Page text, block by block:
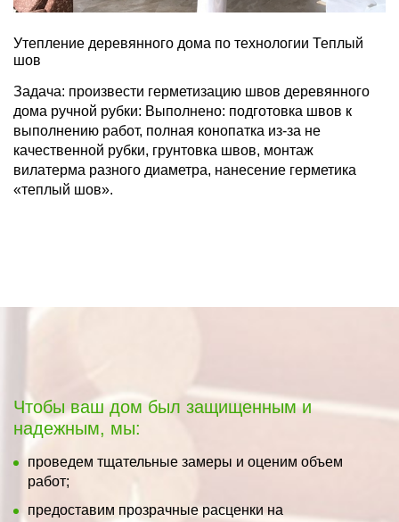
Утепление деревянного дома по технологии Теплый
шов
Задача: произвести герметизацию швов деревянного
дома ручной рубки: Выполнено: подготовка швов к
выполнению работ, полная конопатка из-за не
качественной рубки, грунтовка швов, монтаж
вилатерма разного диаметра, нанесение герметика
«теплый шов».
Чтобы ваш дом был защищенным и
надежным, мы:
проведем тщательные замеры и оценим объем
работ;
предоставим прозрачные расценки на